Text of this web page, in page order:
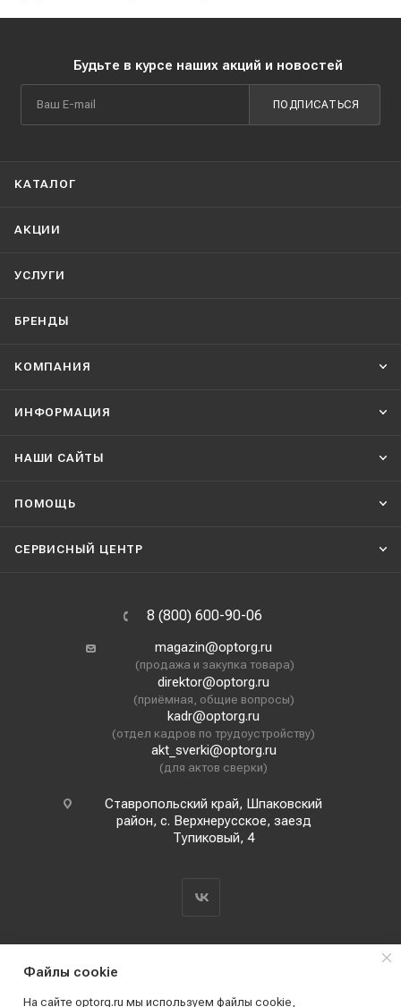
Будьте в курсе наших акций и новостей
ПОДПИСАТЬСЯ
КАТАЛОГ
АКЦИИ
УСЛУГИ
БРЕНДЫ
КОМПАНИЯ
ИНФОРМАЦИЯ
НАШИ CАЙТЫ
ПОМОЩЬ
СЕРВИСНЫЙ ЦЕНТР
8 (800) 600-90-06
magazin@optorg.ru
(продажа и закупка товара)
direktor@optorg.ru
(приёмная, общие вопросы)
kadr@optorg.ru
(отдел кадров по трудоустройству)
akt_sverki@optorg.ru
(для актов сверки)
Ставропольский край, Шпаковский
район, с. Верхнерусское, заезд
Тупиковый, 4
Файлы cookie
На сайте optorg.ru мы используем файлы cookie,